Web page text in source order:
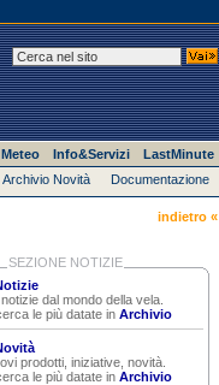
Meteo Info&Servizi
LastMinute
Archivio Novità Documentazione
indietro «
SEZIONE NOTIZIE
dal mondo della vela.
le più datate in Archivio
prodotti, iniziative, novità.
le più datate in Archivio